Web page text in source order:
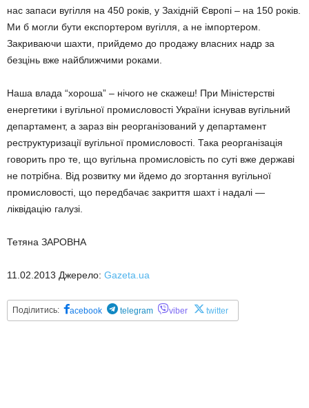
нас запаси вугілля на 450 років, у Західній Європі – на 150 років.
Ми б могли бути експортером вугілля, а не імпортером.
Закриваючи шахти, прийдемо до продажу власних надр за
безцінь вже найближчими роками.
Наша влада “хороша” – нічого не скажеш! При Міністерстві
енергетики і вугільної промисловості України існував вугільний
департамент, а зараз він реорганізований у департамент
реструктуризації вугільної промисловості. Така реорганізація
говорить про те, що вугільна промисловість по суті вже державі
не потрібна. Від розвитку ми йдемо до згортання вугільної
промисловості, що передбачає закриття шахт і надалі —
ліквідацію галузі.
Тетяна ЗАРОВНА
11.02.2013 Джерело: Gazeta.ua
Поділитись: acebook telegram viber twitter